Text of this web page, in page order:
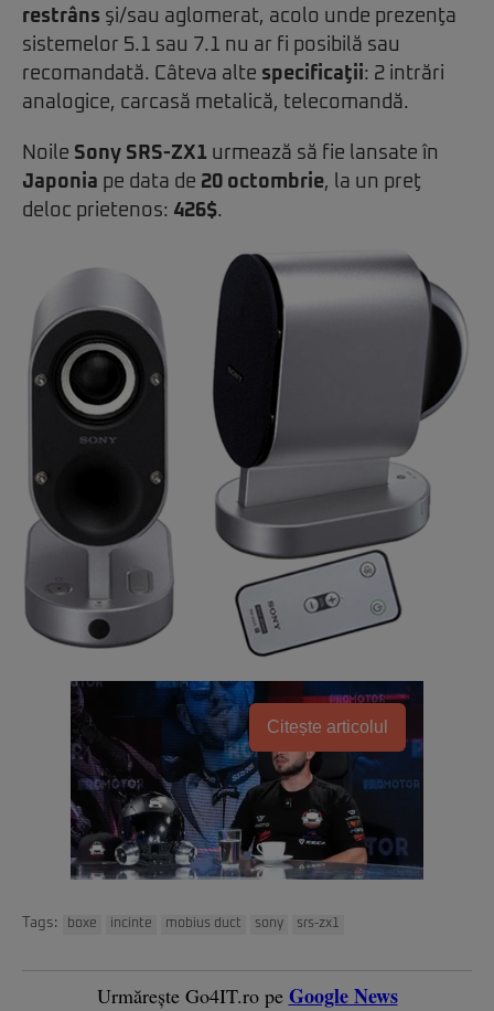
restrâns şi/sau aglomerat, acolo unde prezenţa
sistemelor 5.1 sau 7.1 nu ar fi posibilă sau
recomandată. Câteva alte specificaţii: 2 intrări
analogice, carcasă metalică, telecomandă.
Noile Sony SRS-ZX1 urmează să fie lansate în
Japonia pe data de 20 octombrie, la un preţ
deloc prietenos: 426$.
Citește articolul
Tags: boxe incinte mobius duct sony srs-zx1
Urmărește Go4IT.ro pe Google News